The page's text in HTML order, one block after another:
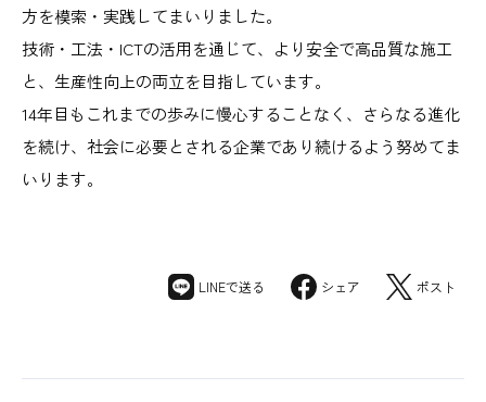
方を模索・実践してまいりました。
技術・工法・ICTの活用を通じて、より安全で高品質な施工
と、生産性向上の両立を目指しています。
14年目もこれまでの歩みに慢心することなく、さらなる進化
を続け、社会に必要とされる企業であり続けるよう努めてま
いります。
LINEで送る シェア ポスト